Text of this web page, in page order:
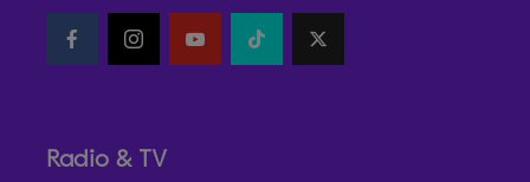
Radio & TV